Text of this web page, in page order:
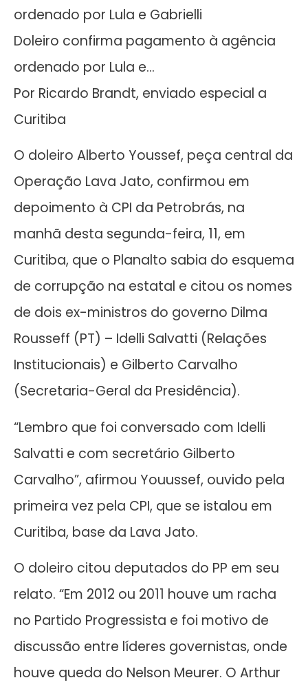
ordenado por Lula e Gabrielli
Doleiro confirma pagamento à agência
ordenado por Lula e…
Por Ricardo Brandt, enviado especial a
Curitiba
O doleiro Alberto Youssef, peça central da
Operação Lava Jato, confirmou em
depoimento à CPI da Petrobrás, na
manhã desta segunda-feira, 11, em
Curitiba, que o Planalto sabia do esquema
de corrupção na estatal e citou os nomes
de dois ex-ministros do governo Dilma
Rousseff (PT) – Idelli Salvatti (Relações
Institucionais) e Gilberto Carvalho
(Secretaria-Geral da Presidência).
“Lembro que foi conversado com Idelli
Salvatti e com secretário Gilberto
Carvalho”, afirmou Youussef, ouvido pela
primeira vez pela CPI, que se istalou em
Curitiba, base da Lava Jato.
O doleiro citou deputados do PP em seu
relato. “Em 2012 ou 2011 houve um racha
no Partido Progressista e foi motivo de
discussão entre líderes governistas, onde
houve queda do Nelson Meurer. O Arthur